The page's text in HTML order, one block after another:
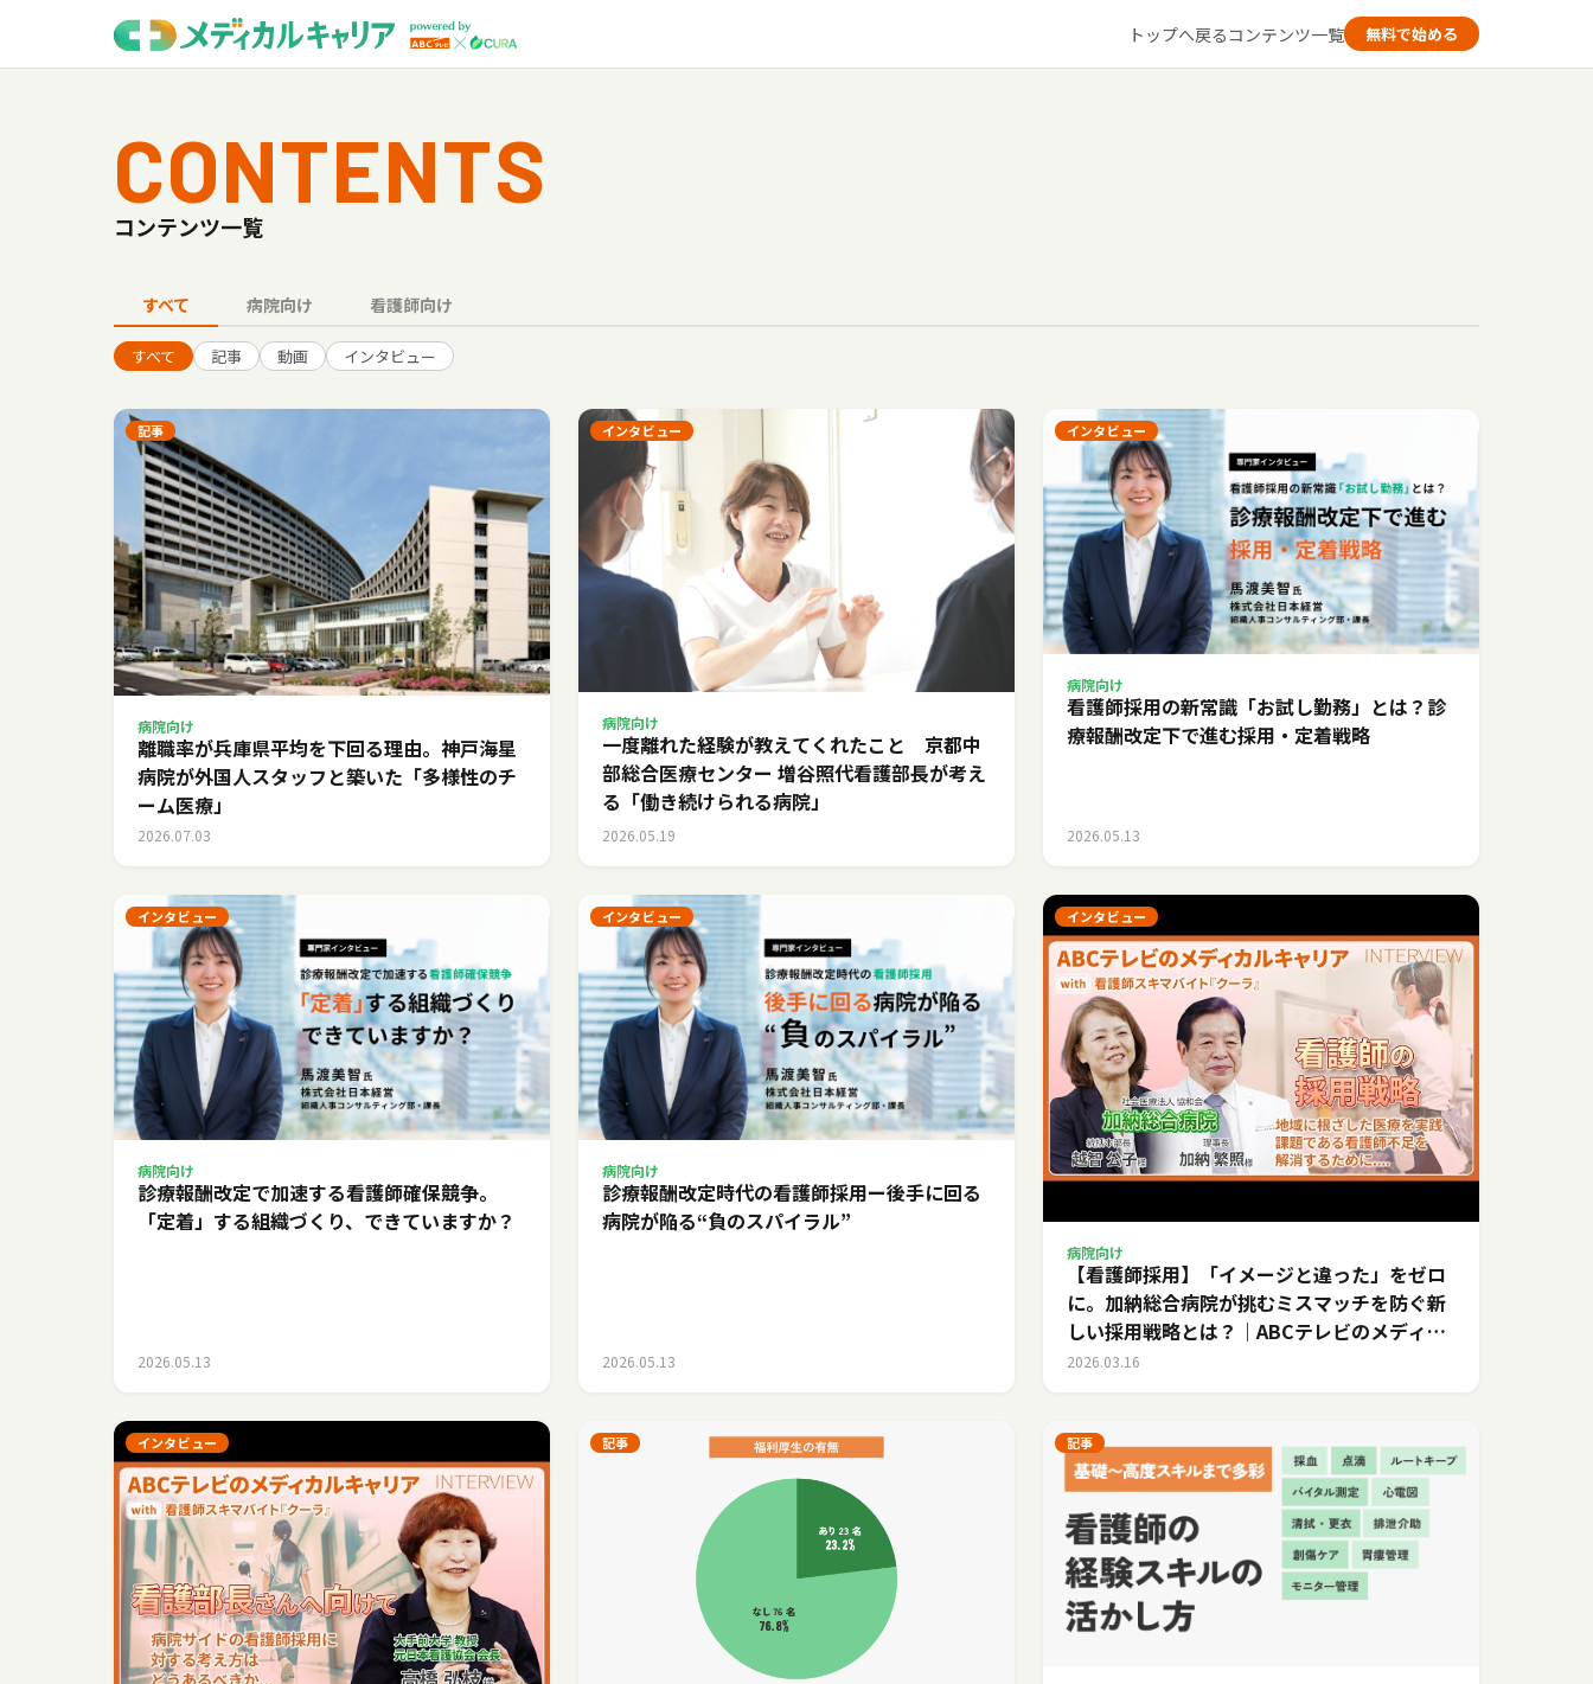
トップへ戻るコンテンツ一覧 無料で始める
CONTENTS
コンテンツ一覧
すべて 病院向け 看護師向け
すべて 記事 動画 インタビュー
記事
病院向け
離職率が兵庫県平均を下回る理由。神戸海星
病院が外国人スタッフと築いた「多様性のチ
ーム医療」
2026.07.03
インタビュー
病院向け
一度離れた経験が教えてくれたこと 京都中
部総合医療センター 増谷照代看護部長が考え
る「働き続けられる病院」
2026.05.19
インタビュー
病院向け
看護師採用の新常識「お試し勤務」とは？診
療報酬改定下で進む採用・定着戦略
2026.05.13
インタビュー
病院向け
診療報酬改定で加速する看護師確保競争。
「定着」する組織づくり、できていますか？
2026.05.13
インタビュー
病院向け
診療報酬改定時代の看護師採用ー後手に回る
病院が陥る“負のスパイラル”
2026.05.13
インタビュー
病院向け
【看護師採用】「イメージと違った」をゼロ
に。加納総合病院が挑むミスマッチを防ぐ新
しい採用戦略とは？｜ABCテレビのメディカ
ルキャリア
2026.03.16
インタビュー 記事 記事